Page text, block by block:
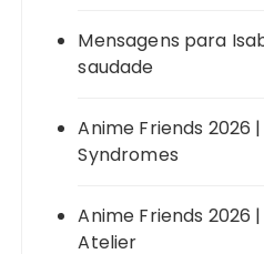
Mensagens para
saudade
Anime Friends 2026
Syndromes
Anime Friends 2026
Atelier